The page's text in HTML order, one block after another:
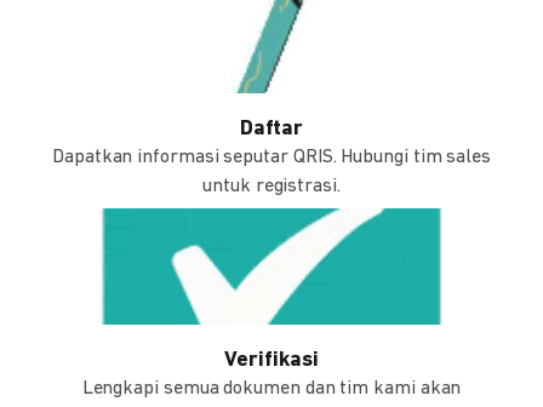
Daftar
Dapatkan informasi seputar QRIS. Hubungi tim sales
untuk registrasi.
Verifikasi
Lengkapi semua dokumen dan tim kami akan